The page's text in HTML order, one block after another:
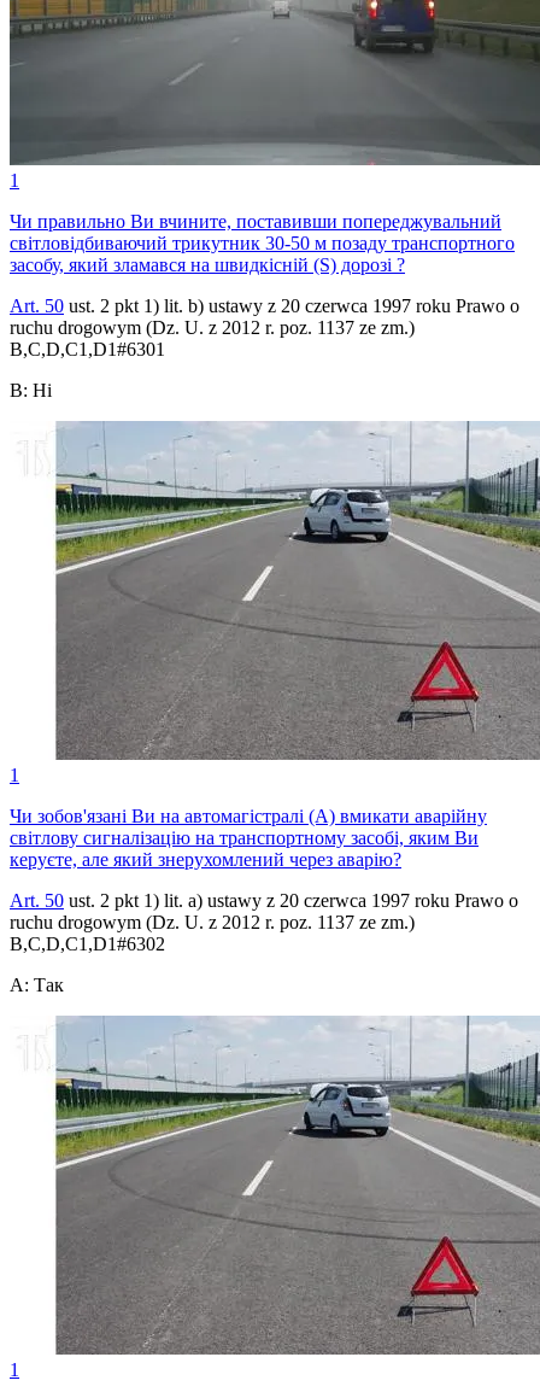
1
Чи правильно Ви вчините, поставивши попереджувальний
світловідбиваючий трикутник 30-50 м позаду транспортного
засобу, який зламався на швидкісній (S) дорозі ?
Art. 50 ust. 2 pkt 1) lit. b) ustawy z 20 czerwca 1997 roku Prawo o
ruchu drogowym (Dz. U. z 2012 r. poz. 1137 ze zm.)
B,C,D,C1,D1#6301
B: Ні
1
Чи зобов'язані Ви на автомагістралі (А) вмикати аварійну
світлову сигналізацію на транспортному засобі, яким Ви
керуєте, але який знерухомлений через аварію?
Art. 50 ust. 2 pkt 1) lit. a) ustawy z 20 czerwca 1997 roku Prawo o
ruchu drogowym (Dz. U. z 2012 r. poz. 1137 ze zm.)
B,C,D,C1,D1#6302
A: Так
1